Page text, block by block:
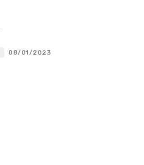
08/01/2023